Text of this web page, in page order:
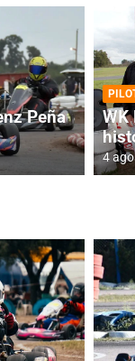
RMC BUENOS AIRES
Peña
WK
4